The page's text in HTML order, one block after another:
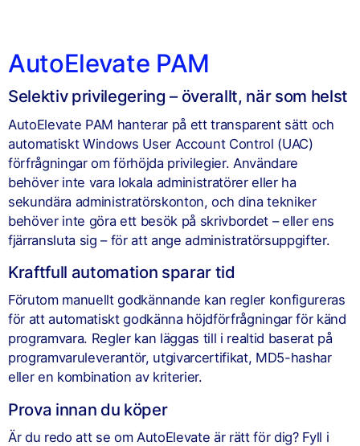
AutoElevate PAM
Selektiv privilegering – överallt, när som helst
AutoElevate PAM hanterar på ett transparent sätt och
automatiskt Windows User Account Control (UAC)
förfrågningar om förhöjda privilegier. Användare
behöver inte vara lokala administratörer eller ha
sekundära administratörskonton, och dina tekniker
behöver inte göra ett besök på skrivbordet – eller ens
fjärransluta sig – för att ange administratörsuppgifter.
Kraftfull automation sparar tid
Förutom manuellt godkännande kan regler konfigureras
för att automatiskt godkänna höjdförfrågningar för känd
programvara. Regler kan läggas till i realtid baserat på
programvaruleverantör, utgivarcertifikat, MD5-hashar
eller en kombination av kriterier.
Prova innan du köper
Är du redo att se om AutoElevate är rätt för dig? Fyll i